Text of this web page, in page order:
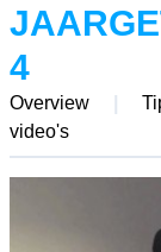
4
Overview
video's